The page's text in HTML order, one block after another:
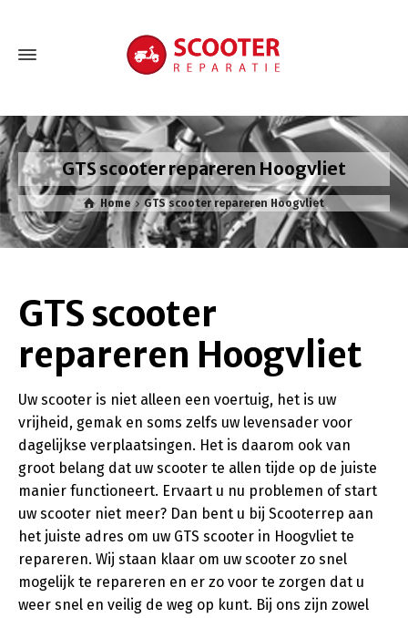
GTS scooter repareren Hoogvliet
Home GTS scooter repareren Hoogvliet
GTS scooter
repareren Hoogvliet
Uw scooter is niet alleen een voertuig, het is uw
vrijheid, gemak en soms zelfs uw levensader voor
dagelijkse verplaatsingen. Het is daarom ook van
groot belang dat uw scooter te allen tijde op de juiste
manier functioneert. Ervaart u nu problemen of start
uw scooter niet meer? Dan bent u bij Scooterrep aan
het juiste adres om uw GTS scooter in Hoogvliet te
repareren. Wij staan klaar om uw scooter zo snel
mogelijk te repareren en er zo voor te zorgen dat u
weer snel en veilig de weg op kunt. Bij ons zijn zowel